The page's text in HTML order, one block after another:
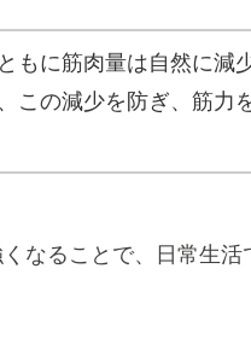
もに筋肉量は自然に減
この減少を防ぎ、筋力
なることで、日常生